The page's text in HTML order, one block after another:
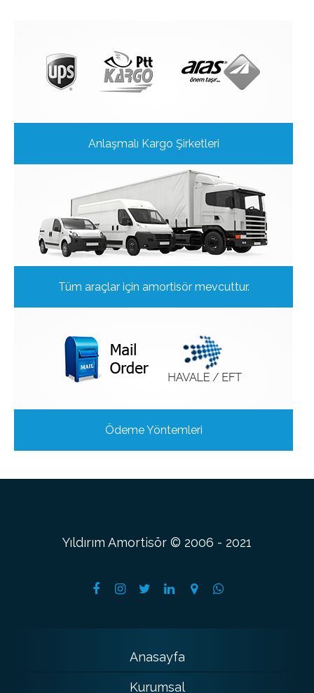
Anlaşmalı Kargo Şirketleri
Tüm araçlar için amortisör mevcuttur.
Ödeme Yöntemleri
Yıldırım Amortisör © 2006 - 2021
Anasayfa
Kurumsal